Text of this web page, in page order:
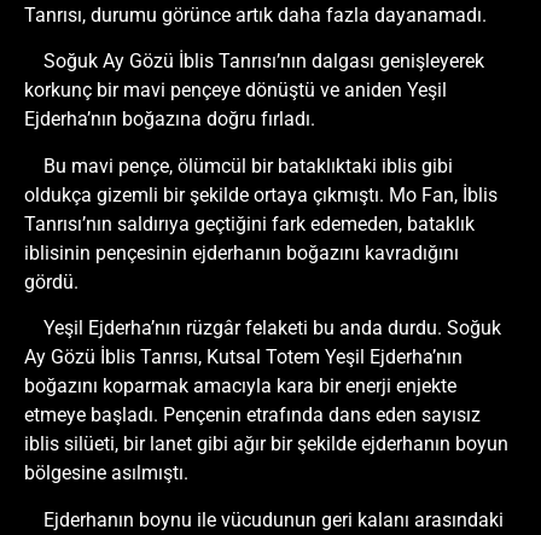
Tanrısı, durumu görünce artık daha fazla dayanamadı.
Soğuk Ay Gözü İblis Tanrısı’nın dalgası genişleyerek
korkunç bir mavi pençeye dönüştü ve aniden Yeşil
Ejderha’nın boğazına doğru fırladı.
Bu mavi pençe, ölümcül bir bataklıktaki iblis gibi
oldukça gizemli bir şekilde ortaya çıkmıştı. Mo Fan, İblis
Tanrısı’nın saldırıya geçtiğini fark edemeden, bataklık
iblisinin pençesinin ejderhanın boğazını kavradığını
gördü.
Yeşil Ejderha’nın rüzgâr felaketi bu anda durdu. Soğuk
Ay Gözü İblis Tanrısı, Kutsal Totem Yeşil Ejderha’nın
boğazını koparmak amacıyla kara bir enerji enjekte
etmeye başladı. Pençenin etrafında dans eden sayısız
iblis silüeti, bir lanet gibi ağır bir şekilde ejderhanın boyun
bölgesine asılmıştı.
Ejderhanın boynu ile vücudunun geri kalanı arasındaki